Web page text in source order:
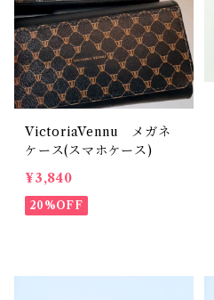
VictoriaVennu メガネ
ケース(スマホケース)
¥3,840
20%OFF